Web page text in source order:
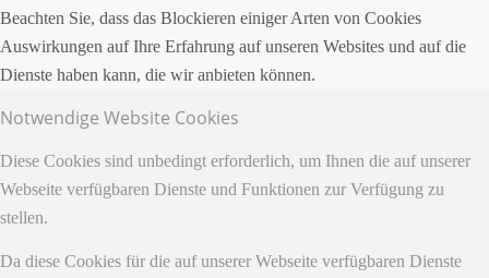
Beachten Sie, dass das Blockieren einiger Arten von Cookies
Auswirkungen auf Ihre Erfahrung auf unseren Websites und auf die
Dienste haben kann, die wir anbieten können.
Notwendige Website Cookies
Diese Cookies sind unbedingt erforderlich, um Ihnen die auf unserer
Webseite verfügbaren Dienste und Funktionen zur Verfügung zu
stellen.
Da diese Cookies für die auf unserer Webseite verfügbaren Dienste